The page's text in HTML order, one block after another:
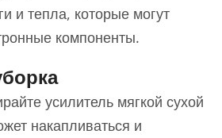
и тепла, которые могут
компоненты.
усилитель мягкой сухой
накапливаться и